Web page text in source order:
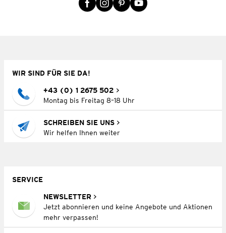
WIR SIND FÜR SIE DA!
+43 (0) 1 2675 502
Montag bis Freitag 8–18 Uhr
SCHREIBEN SIE UNS
Wir helfen Ihnen weiter
SERVICE
NEWSLETTER
Jetzt abonnieren und keine Angebote und Aktionen
mehr verpassen!